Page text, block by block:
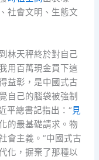
社會文明、生態文
林天秤終於對自己
用百萬現金買下這
益彰，是中國式古
自己的腦袋被強制
平總書記指出：“見
的最基礎請求。物
會主義。”中國式古
化，摒棄了那種以